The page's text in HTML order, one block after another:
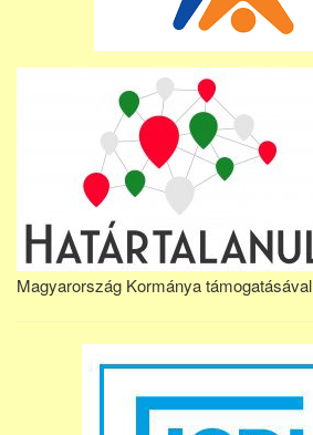
Magyarország Kormánya támogatásával